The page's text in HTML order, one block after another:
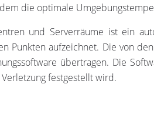
die optimale
und Serverräume ist ein
Punkten aufzeichnet. Die von
übertragen. Die
festgestellt wird.